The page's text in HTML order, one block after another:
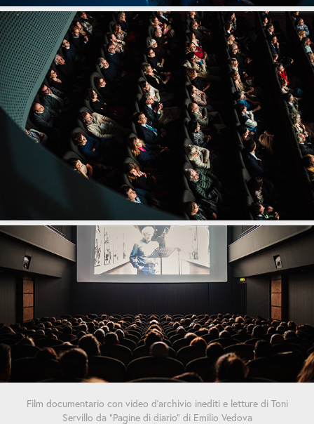
Film documentario con video d’archivio inediti e letture di Toni
Servillo da "Pagine di diario" di Emilio Vedova